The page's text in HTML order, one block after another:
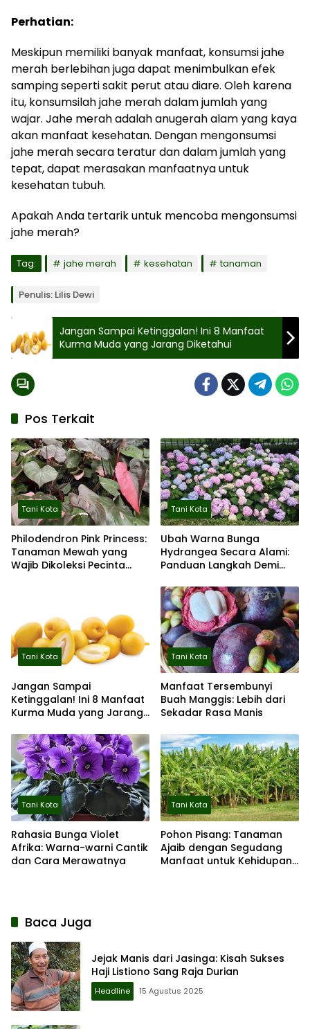
Perhatian:
Meskipun memiliki banyak manfaat, konsumsi jahe
merah berlebihan juga dapat menimbulkan efek
samping seperti sakit perut atau diare. Oleh karena
itu, konsumsilah jahe merah dalam jumlah yang
wajar. Jahe merah adalah anugerah alam yang kaya
akan manfaat kesehatan. Dengan mengonsumsi
jahe merah secara teratur dan dalam jumlah yang
tepat, dapat merasakan manfaatnya untuk
kesehatan tubuh.
Apakah Anda tertarik untuk mencoba mengonsumsi
jahe merah?
Tag: jahe merah kesehatan tanaman
Penulis: Lilis Dewi
Jangan Sampai Ketinggalan! Ini 8 Manfaat
Kurma Muda yang Jarang Diketahui
Pos Terkait
Tani Kota
Philodendron Pink Princess:
Tanaman Mewah yang
Wajib Dikoleksi Pecinta
Tani Kota
Ubah Warna Bunga
Hydrangea Secara Alami:
Panduan Langkah Demi
Tani Kota
Jangan Sampai
Ketinggalan! Ini 8 Manfaat
Kurma Muda yang Jarang
Tani Kota
Manfaat Tersembunyi
Buah Manggis: Lebih dari
Sekadar Rasa Manis
Tani Kota
Rahasia Bunga Violet
Afrika: Warna-warni Cantik
dan Cara Merawatnya
Tani Kota
Pohon Pisang: Tanaman
Ajaib dengan Segudang
Manfaat untuk Kehidupan
Baca Juga
Jejak Manis dari Jasinga: Kisah Sukses
Haji Listiono Sang Raja Durian
Headline 15 Agustus 2025